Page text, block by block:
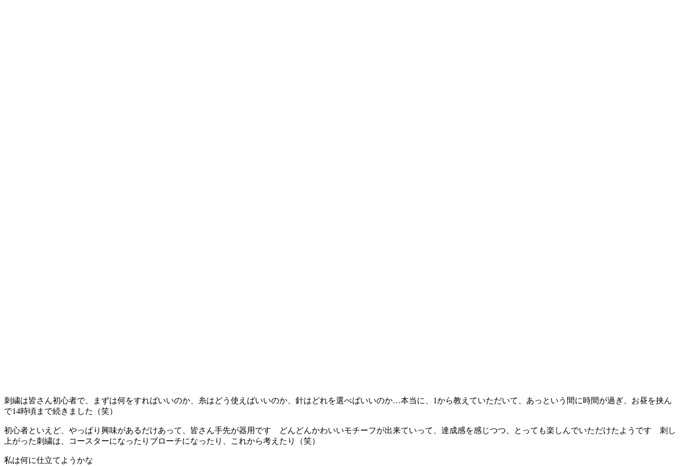
刺繍は皆さん初心者で、まずは何をすればいいのか、糸はどう使えばいいのか、針はどれを選べばいいのか…本当に、1から教えていただいて、あっという間に時間が過ぎ、お昼を挟ん
で14時頃まで続きました（笑）
初心者といえど、やっぱり興味があるだけあって、皆さん手先が器用です どんどんかわいいモチーフが出来ていって、達成感を感じつつ、とっても楽しんでいただけたようです
刺し
上がった刺繍は、コースターになったりブローチになったり、これから考えたり（笑）
私は何に仕立てようかな